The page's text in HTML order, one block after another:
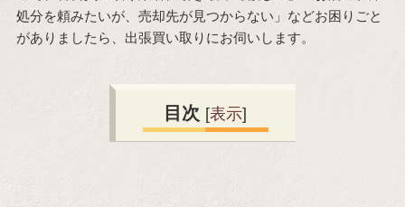
処分を頼みたいが、売却先が見つからない」などお困りごと
がありましたら、出張買い取りにお伺いします。
目次 [表示]